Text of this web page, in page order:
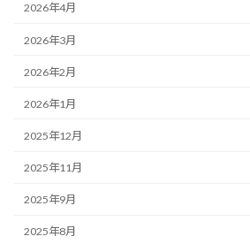
2026年4月
2026年3月
2026年2月
2026年1月
2025年12月
2025年11月
2025年9月
2025年8月